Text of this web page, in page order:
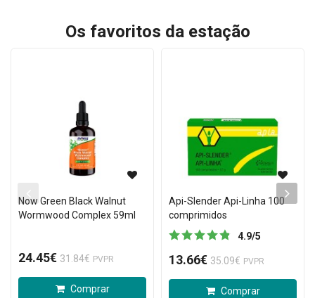
Os favoritos da estação
Now Green Black Walnut
Wormwood Complex 59ml
24.45€ 31.84€ PVPR
Comprar
Api-Slender Api-Linha 100
comprimidos
4.9/5
13.66€ 35.09€ PVPR
Comprar